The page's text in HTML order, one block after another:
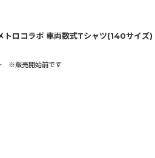
ロコラボ 車両数式Tシャツ(140サイズ)
※販売開始前です